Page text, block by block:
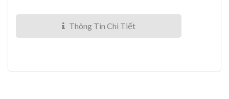
Thông Tin Chi Tiết